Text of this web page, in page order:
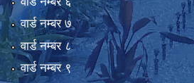
वार्ड न‌म्बर ७
वार्ड न‌म्बर ८
वार्ड न‌म्बर ९